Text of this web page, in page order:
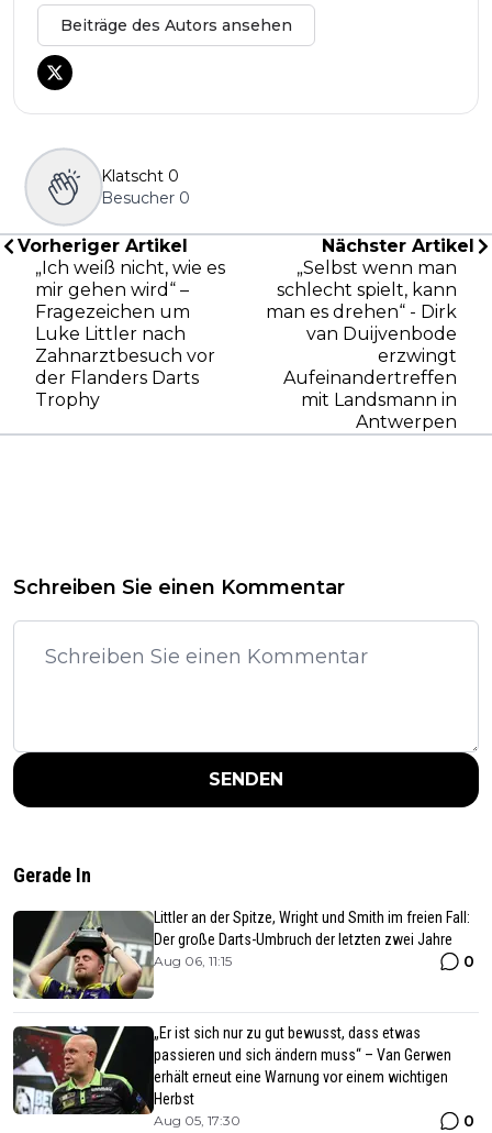
Beiträge des Autors ansehen
Klatscht 0
Besucher 0
Vorheriger Artikel
„Ich weiß nicht, wie es
mir gehen wird“ –
Fragezeichen um
Luke Littler nach
Zahnarztbesuch vor
der Flanders Darts
Trophy
Nächster Artikel
„Selbst wenn man
schlecht spielt, kann
man es drehen“ - Dirk
van Duijvenbode
erzwingt
Aufeinandertreffen
mit Landsmann in
Antwerpen
Schreiben Sie einen Kommentar
SENDEN
Gerade In
Littler an der Spitze, Wright und Smith im freien Fall:
Der große Darts-Umbruch der letzten zwei Jahre
Aug 06, 11:15 0
„Er ist sich nur zu gut bewusst, dass etwas
passieren und sich ändern muss“ – Van Gerwen
erhält erneut eine Warnung vor einem wichtigen
Herbst
Aug 05, 17:30 0